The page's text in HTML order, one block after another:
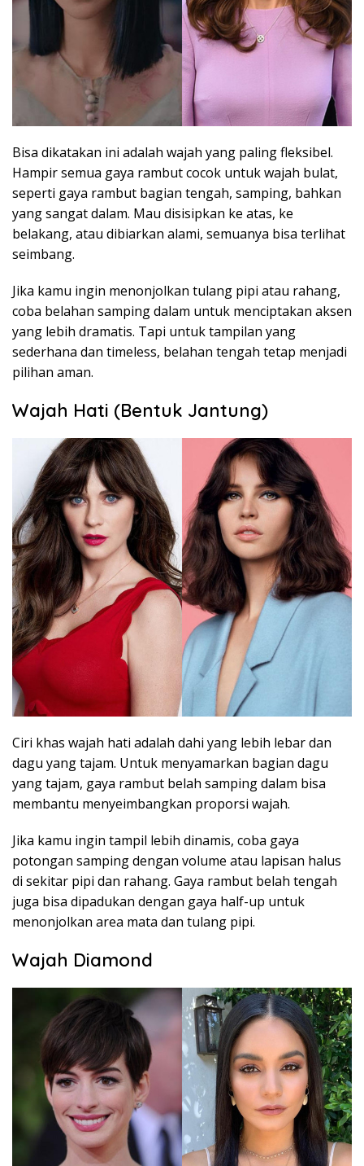
Bisa dikatakan ini adalah wajah yang paling fleksibel.
Hampir semua gaya rambut cocok untuk wajah bulat,
seperti gaya rambut bagian tengah, samping, bahkan
yang sangat dalam. Mau disisipkan ke atas, ke
belakang, atau dibiarkan alami, semuanya bisa terlihat
seimbang.
Jika kamu ingin menonjolkan tulang pipi atau rahang,
coba belahan samping dalam untuk menciptakan aksen
yang lebih dramatis. Tapi untuk tampilan yang
sederhana dan timeless, belahan tengah tetap menjadi
pilihan aman.
Wajah Hati (Bentuk Jantung)
Ciri khas wajah hati adalah dahi yang lebih lebar dan
dagu yang tajam. Untuk menyamarkan bagian dagu
yang tajam, gaya rambut belah samping dalam bisa
membantu menyeimbangkan proporsi wajah.
Jika kamu ingin tampil lebih dinamis, coba gaya
potongan samping dengan volume atau lapisan halus
di sekitar pipi dan rahang. Gaya rambut belah tengah
juga bisa dipadukan dengan gaya half-up untuk
menonjolkan area mata dan tulang pipi.
Wajah Diamond